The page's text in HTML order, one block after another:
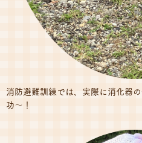
消防避難訓練では、実際に消化器
功～！